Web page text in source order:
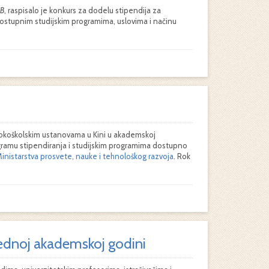
, raspisalo je konkurs za dodelu stipendija za
studijskim programima, uslovima i načinu
ustanovama u Kini u akademskoj
stipendiranja i studijskim programima dostupno
prosvete, nauke i tehnološkog razvoja . Rok
akademskoj godini